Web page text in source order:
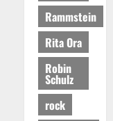
Rammstein
Rita Ora
Robin
Schulz
rock